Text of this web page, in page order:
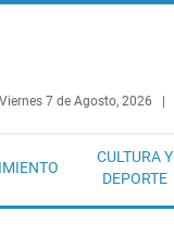
Viernes 7 de Agosto, 2026
CULTURA Y
DEPORTE